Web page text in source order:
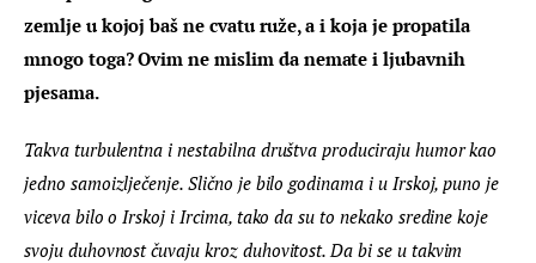
zemlje u kojoj baš ne cvatu ruže, a i koja je propatila
mnogo toga? Ovim ne mislim da nemate i ljubavnih
pjesama.
Takva turbulentna i nestabilna društva produciraju humor kao
jedno samoizlječenje. Slično je bilo godinama i u Irskoj, puno je
viceva bilo o Irskoj i Ircima, tako da su to nekako sredine koje
svoju duhovnost čuvaju kroz duhovitost. Da bi se u takvim